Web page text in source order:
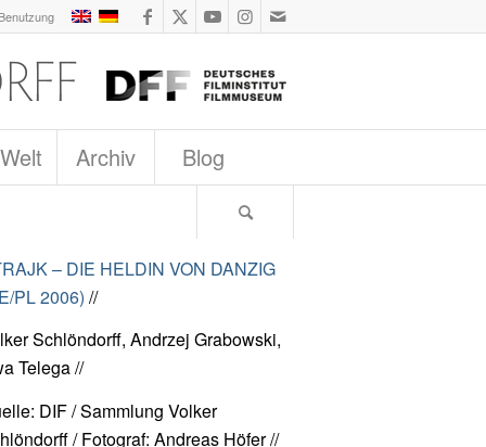
Archiv Blog
– DIE HELDIN VON DANZIG
PL 2006) //
Schlöndorff, Andrzej Grabowski,
Telega //
DIF / Sammlung Volker
/ Fotograf: Andreas Höfer //